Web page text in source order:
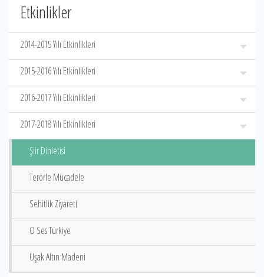
Etkinlikler
2014-2015 Yılı Etkinlikleri
2015-2016 Yılı Etkinlikleri
2016-2017 Yılı Etkinlikleri
2017-2018 Yılı Etkinlikleri
Şiir Dinletisi
Terörle Mücadele
Sehitlik Ziyareti
O Ses Türkiye
Uşak Altın Madeni